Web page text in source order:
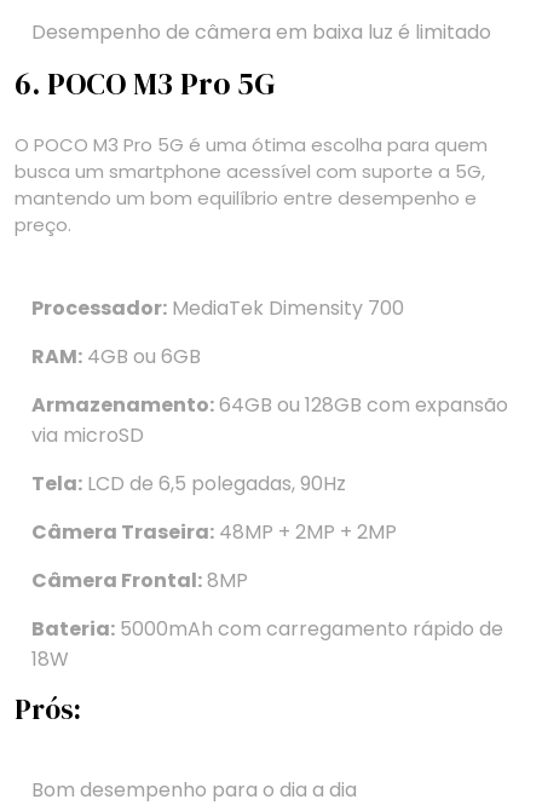
Desempenho de câmera em baixa luz é limitado
6. POCO M3 Pro 5G
O POCO M3 Pro 5G é uma ótima escolha para quem
busca um smartphone acessível com suporte a 5G,
mantendo um bom equilíbrio entre desempenho e
preço.
Processador: MediaTek Dimensity 700
RAM: 4GB ou 6GB
Armazenamento:64GB ou 128GB com expansão
via microSD
Tela: LCD de 6,5 polegadas, 90Hz
Câmera Traseira: 48MP + 2MP + 2MP
Câmera Frontal:8MP
Bateria: 5000mAh com carregamento rápido de
18W
Prós:
Bom desempenho para o dia a dia